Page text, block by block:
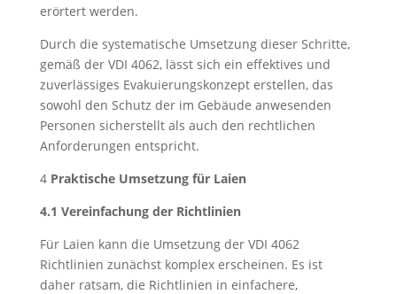
erörtert werden.
Durch die systematische Umsetzung dieser Schritte,
gemäß der VDI 4062, lässt sich ein effektives und
zuverlässiges Evakuierungskonzept erstellen, das
sowohl den Schutz der im Gebäude anwesenden
Personen sicherstellt als auch den rechtlichen
Anforderungen entspricht.
4 Praktische Umsetzung für Laien
4.1 Vereinfachung der Richtlinien
Für Laien kann die Umsetzung der VDI 4062
Richtlinien zunächst komplex erscheinen. Es ist
daher ratsam, die Richtlinien in einfachere,